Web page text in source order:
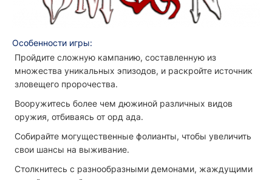
Особенности игры:
Пройдите сложную кампанию, составленную из
множества уникальных эпизодов, и раскройте источник
зловещего пророчества.
Вооружитесь более чем дюжиной различных видов
оружия, отбиваясь от орд ада.
Собирайте могущественные фолианты, чтобы увеличить
свои шансы на выживание.
Столкнитесь с разнообразными демонами, жаждущими